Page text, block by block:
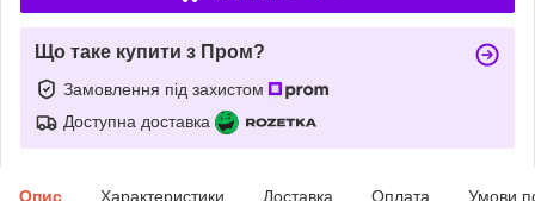
Що таке купити з Пром?
Замовлення під захистом
Доступна доставка
Опис Характеристики Доставка Оплата Умови